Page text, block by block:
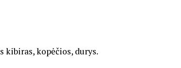
kibiras, kopėčios, durys.